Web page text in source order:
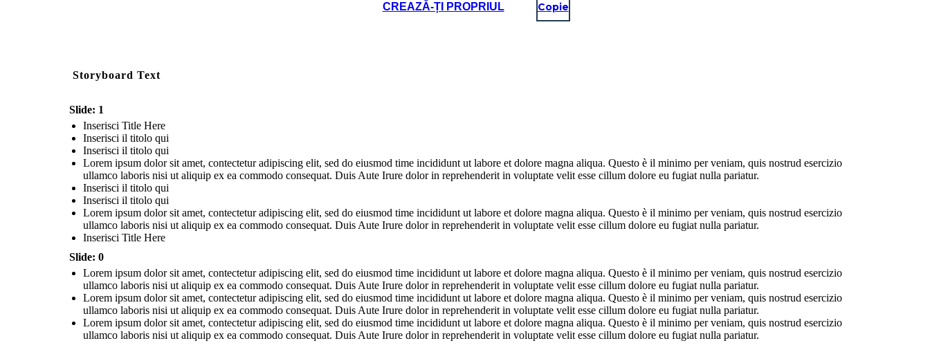
CREAZĂ-ȚI PROPRIUL Copie
Storyboard Text
Slide: 1
Inserisci Title Here
Inserisci il titolo qui
Inserisci il titolo qui
Lorem ipsum dolor sit amet, contectetur adipiscing elit, sed do eiusmod time incididunt ut labore et dolore magna aliqua. Questo è il minimo per veniam, quis nostrud esercizio
ullamco laboris nisi ut aliquip ex ea commodo consequat. Duis Aute Irure dolor in reprehenderit in voluptate velit esse cillum dolore eu fugiat nulla pariatur.
Inserisci il titolo qui
Inserisci il titolo qui
Lorem ipsum dolor sit amet, contectetur adipiscing elit, sed do eiusmod time incididunt ut labore et dolore magna aliqua. Questo è il minimo per veniam, quis nostrud esercizio
ullamco laboris nisi ut aliquip ex ea commodo consequat. Duis Aute Irure dolor in reprehenderit in voluptate velit esse cillum dolore eu fugiat nulla pariatur.
Inserisci Title Here
Slide: 0
Lorem ipsum dolor sit amet, contectetur adipiscing elit, sed do eiusmod time incididunt ut labore et dolore magna aliqua. Questo è il minimo per veniam, quis nostrud esercizio
ullamco laboris nisi ut aliquip ex ea commodo consequat. Duis Aute Irure dolor in reprehenderit in voluptate velit esse cillum dolore eu fugiat nulla pariatur.
Lorem ipsum dolor sit amet, contectetur adipiscing elit, sed do eiusmod time incididunt ut labore et dolore magna aliqua. Questo è il minimo per veniam, quis nostrud esercizio
ullamco laboris nisi ut aliquip ex ea commodo consequat. Duis Aute Irure dolor in reprehenderit in voluptate velit esse cillum dolore eu fugiat nulla pariatur.
Lorem ipsum dolor sit amet, contectetur adipiscing elit, sed do eiusmod time incididunt ut labore et dolore magna aliqua. Questo è il minimo per veniam, quis nostrud esercizio
ullamco laboris nisi ut aliquip ex ea commodo consequat. Duis Aute Irure dolor in reprehenderit in voluptate velit esse cillum dolore eu fugiat nulla pariatur.